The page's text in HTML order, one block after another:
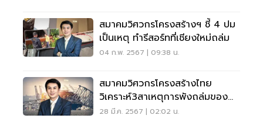
สมาคมวิศวกรโครงสร้างฯ ชี้ 4 ปม
เป็นเหตุ ทำรีสอร์ทที่เชียงใหม่ถล่ม
04 ก.พ. 2567 | 09:38 น.
สมาคมวิศวกรโครงสร้างไทย
วิเคราะห์3สาเหตุการพังถล่มของ
สะพานบัลติมอร์
28 มี.ค. 2567 | 02:02 น.